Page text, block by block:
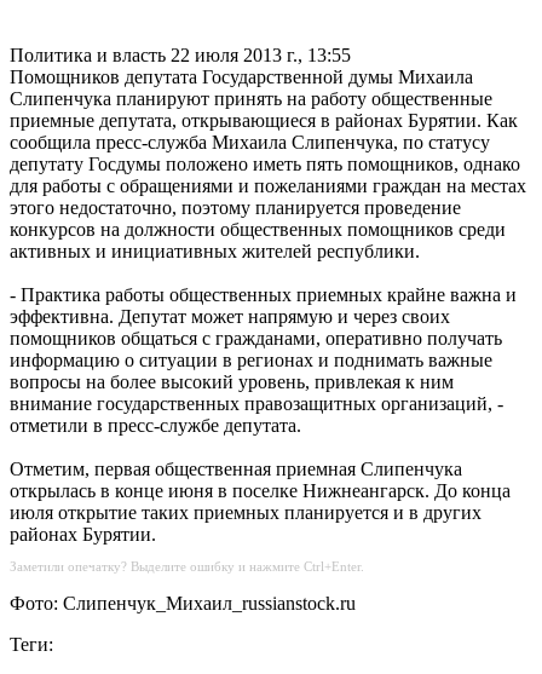
Политика и власть 22 июля 2013 г., 13:55
Помощников депутата Государственной думы Михаила
Слипенчука планируют принять на работу общественные
приемные депутата, открывающиеся в районах Бурятии. Как
сообщила пресс-служба Михаила Слипенчука, по статусу
депутату Госдумы положено иметь пять помощников, однако
для работы с обращениями и пожеланиями граждан на местах
этого недостаточно, поэтому планируется проведение
конкурсов на должности общественных помощников среди
активных и инициативных жителей республики.
- Практика работы общественных приемных крайне важна и
эффективна. Депутат может напрямую и через своих
помощников общаться с гражданами, оперативно получать
информацию о ситуации в регионах и поднимать важные
вопросы на более высокий уровень, привлекая к ним
внимание государственных правозащитных организаций, -
отметили в пресс-службе депутата.
Отметим, первая общественная приемная Слипенчука
открылась в конце июня в поселке Нижнеангарск. До конца
июля открытие таких приемных планируется и в других
районах Бурятии.
Заметили опечатку? Выделите ошибку и нажмите Ctrl+Enter.
Фото: Слипенчук_Михаил_russianstock.ru
Теги: